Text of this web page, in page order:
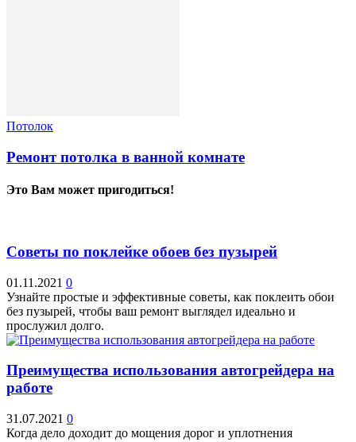
Потолок
Ремонт потолка в ванной комнате
Это Вам может пригодиться!
Советы по поклейке обоев без пузырей
01.11.2021 0
Узнайте простые и эффективные советы, как поклеить обои
без пузырей, чтобы ваш ремонт выглядел идеально и
прослужил долго.
Преимущества использования автогрейдера на
работе
31.07.2021 0
Когда дело доходит до мощения дорог и уплотнения